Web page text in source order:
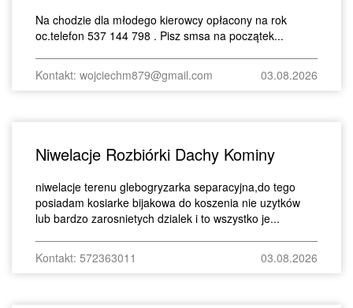
Na chodzie dla młodego kierowcy opłacony na rok
oc.telefon 537 144 798 . Pisz smsa na początek...
Kontakt: wojciechm879@gmail.com 03.08.2026
Niwelacje Rozbiórki Dachy Kominy
niwelacje terenu glebogryzarka separacyjna,do tego
posiadam kosiarke bijakowa do koszenia nie uzytków
lub bardzo zarosnietych dzialek i to wszystko je...
Kontakt: 572363011 03.08.2026